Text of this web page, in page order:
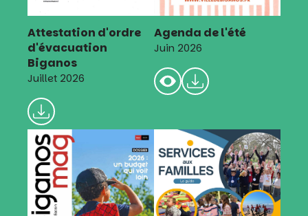
Attestation d'ordre
d'évacuation
Biganos
Juillet 2026
Agenda de l'été
Juin 2026